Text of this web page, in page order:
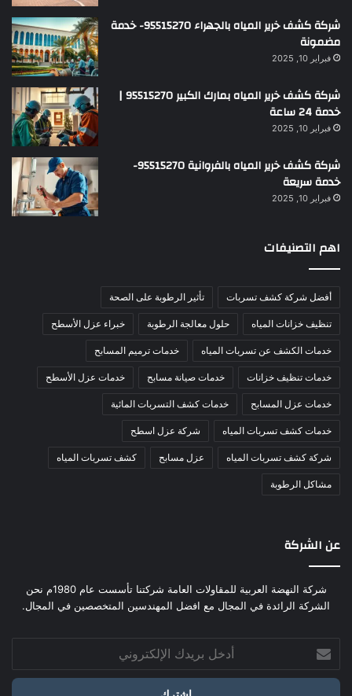
شركة كشف خرير المياه بالجهراء 95515270- خدمة
مضمونة
فبراير 10, 2025
شركة كشف خرير المياه بمارك الكبير 95515270 |
خدمة 24 ساعة
فبراير 10, 2025
شركة كشف خرير المياه بالفروانية 95515270-
خدمة سريعة
فبراير 10, 2025
اهم التصنيفات
أفضل شركة كشف تسربات تأثير الرطوبة على الصحة
تنظيف خزانات المياه حلول معالجة الرطوبة خبراء عزل الأسطح
خدمات الكشف عن تسربات المياه خدمات ترميم المسابح
خدمات تنظيف خزانات خدمات صيانة مسابح خدمات عزل الأسطح
خدمات عزل المسابح خدمات كشف التسربات المائية
خدمات كشف تسربات المياه شركة عزل اسطح
شركة كشف تسربات المياه عزل مسابح كشف تسربات المياه
مشاكل الرطوبة
عن الشركة
شركة النهضة العربية للمقاولات العامة شركتنا تأسست عام 1980م نحن
الشركة الرائدة في المجال مع افضل المهندسين المتخصصين في المجال.
بريدك
الإلكتروني